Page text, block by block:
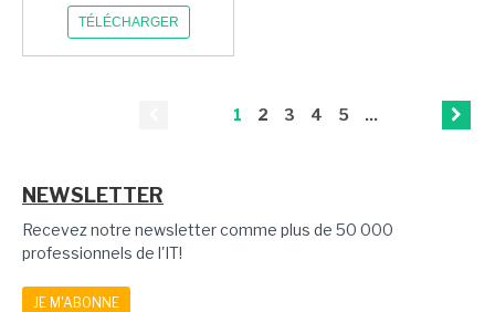
TÉLÉCHARGER
1 2 3 4 5 ...
NEWSLETTER
Recevez notre newsletter comme plus de 50 000
professionnels de l'IT!
JE M'ABONNE